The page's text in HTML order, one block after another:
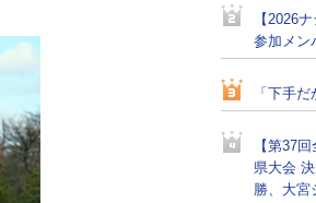
【2026
参加メン
「下手
【第37
県大会
勝、大宮